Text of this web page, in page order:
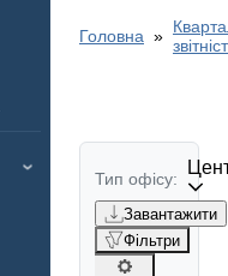
Головна
Тип офісу:
Завантажити
Фільтри